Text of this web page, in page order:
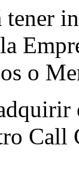
tener
o